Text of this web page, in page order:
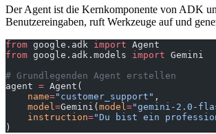
Der Agent ist die Kernkomponente von ADK
Benutzereingaben, ruft Werkzeuge auf und
from google.adk import Agent
from google.adk.models import Gemini
# Grundlegenden Agent erstellen
agent = Agent(
    name
="customer_support" ,
    model
=Gemini( model="gemini-2.0-
    instruction
="Du bist ein
)